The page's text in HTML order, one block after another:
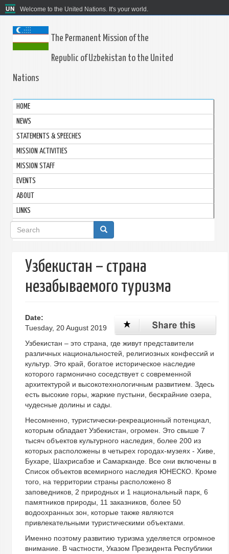
Welcome to the United Nations. It's your world.
The Permanent Mission of the
Republic of Uzbekistan to the United
Nations
HOME
NEWS
STATEMENTS & SPEECHES
MISSION ACTIVITIES
MISSION STAFF
EVENTS
ABOUT
LINKS
Search
form
Узбекистан – страна
незабываемого туризма
Date:
Tuesday, 20 August 2019
Узбекистан – это страна, где живут представители
различных национальностей, религиозных конфессий и
культур. Это край, богатое историческое наследие
которого гармонично соседствует с современной
архитектурой и высокотехнологичным развитием. Здесь
есть высокие горы, жаркие пустыни, бескрайние озера,
чудесные долины и сады.
Несомненно, туристически-рекреационный потенциал,
которым обладает Узбекистан, огромен. Это свыше 7
тысяч объектов культурного наследия, более 200 из
которых расположены в четырех городах-музеях - Хиве,
Бухаре, Шахрисабзе и Самарканде. Все они включены в
Список объектов всемирного наследия ЮНЕСКО. Кроме
того, на территории страны расположено 8
заповедников, 2 природных и 1 национальный парк, 6
памятников природы, 11 заказников, более 50
водоохранных зон, которые также являются
привлекательными туристическими объектами.
Именно поэтому развитию туризма уделяется огромное
внимание. В частности, Указом Президента Республики